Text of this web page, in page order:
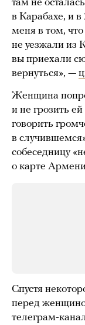
там не
в Карабахе, и
меня в том,
не уезжали из
вы приехали
вернуться», —
Женщина
и не грозить
говорить
в
собеседницу
о карте
Спустя
перед
телеграм-